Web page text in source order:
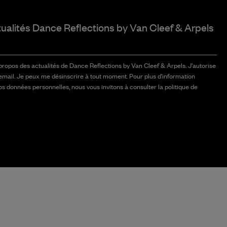
Dance Reflections byVan Cleef & Arpels
des actualités de Dance Reflections by Van Cleef & Arpels. J'autorise
Je peux me désinscrire à tout moment. Pour plus d'information
données personnelles, nous vous invitons à consulter la politique de